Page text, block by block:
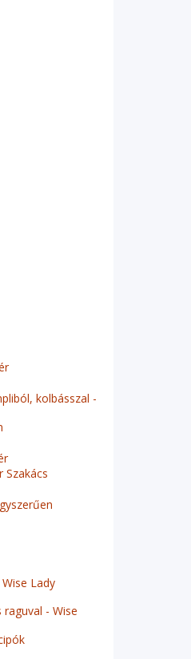
kolbásszal -
Szakács
Lady
- Wise